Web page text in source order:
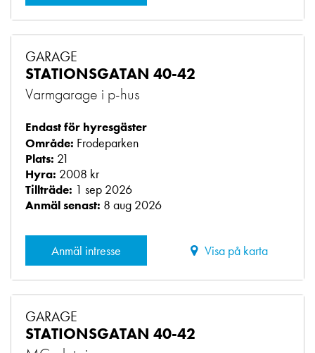
GARAGE
STATIONSGATAN 40-42
Varmgarage i p-hus
Endast för hyresgäster
Område: Frodeparken
Plats: 21
Hyra: 2008 kr
Tillträde: 1 sep 2026
Anmäl senast: 8 aug 2026
Anmäl intresse Visa på karta
GARAGE
STATIONSGATAN 40-42